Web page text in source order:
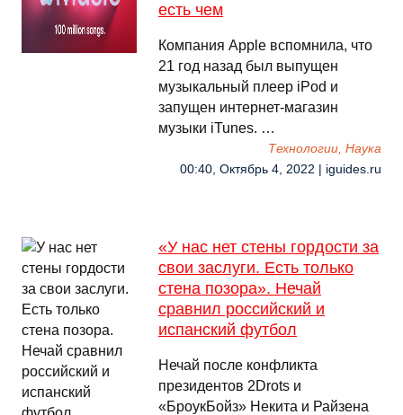
есть чем
Компания Apple вспомнила, что
21 год назад был выпущен
музыкальный плеер iPod и
запущен интернет-магазин
музыки iTunes. …
Технологии, Наука
00:40, Октябрь 4, 2022 | iguides.ru
«У нас нет стены гордости за
свои заслуги. Есть только
стена позора». Нечай
сравнил российский и
испанский футбол
Нечай после конфликта
президентов 2Drots и
«БроукБойз» Некита и Райзена